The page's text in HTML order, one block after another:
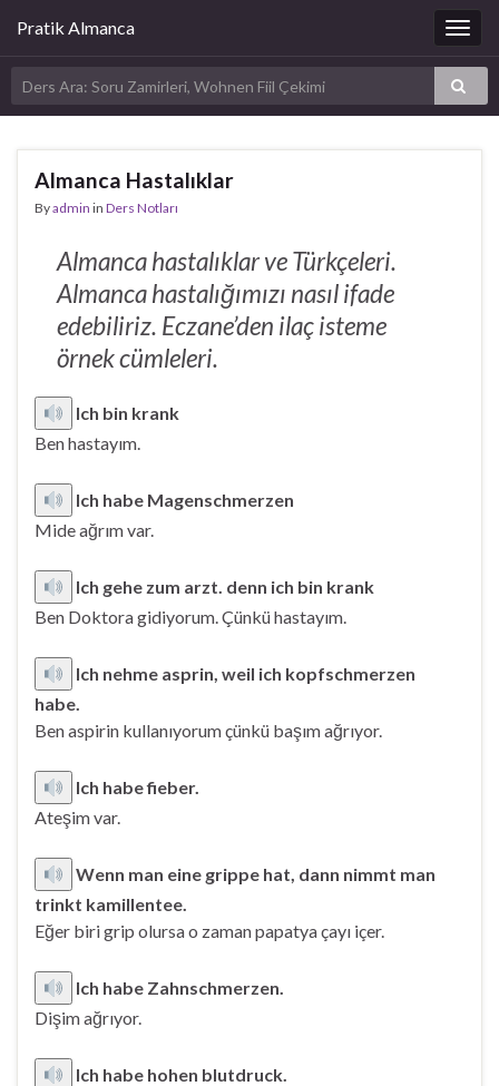
Pratik Almanca
Almanca Hastalıklar
Byadmin in Ders Notları
Almanca hastalıklar ve Türkçeleri.
Almanca hastalığımızı nasıl ifade
edebiliriz. Eczane’den ilaç isteme
örnek cümleleri.
Ich bin krank
Ben hastayım.
Ich habe Magenschmerzen
Mide ağrım var.
Ich gehe zum arzt. denn ich bin krank
Ben Doktora gidiyorum. Çünkü hastayım.
Ich nehme asprin, weil ich kopfschmerzen
habe.
Ben aspirin kullanıyorum çünkü başım ağrıyor.
Ich habe fieber.
Ateşim var.
Wenn man eine grippe hat, dann nimmt man
trinkt kamillentee.
Eğer biri grip olursa o zaman papatya çayı içer.
Ich habe Zahnschmerzen.
Dişim ağrıyor.
Ich habe hohen blutdruck.